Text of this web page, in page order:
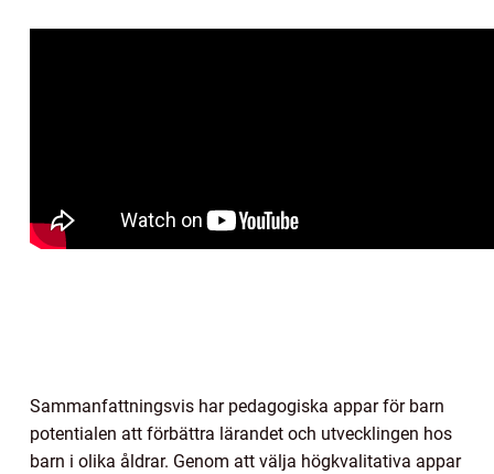
Sammanfattningsvis har pedagogiska appar för barn
potentialen att förbättra lärandet och utvecklingen hos
barn i olika åldrar. Genom att välja högkvalitativa appar